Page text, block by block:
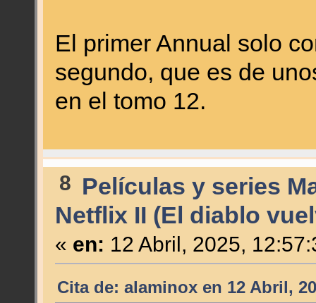
El primer Annual solo
segundo, que es de
en el tomo 12.
8 Películas y series
Netflix II (El diablo
« en: 12 Abril, 2025,
Cita de: alaminox en 12 Abril,